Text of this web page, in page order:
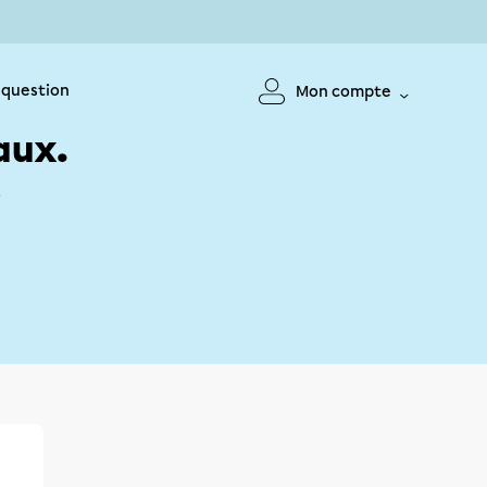
Mon compte